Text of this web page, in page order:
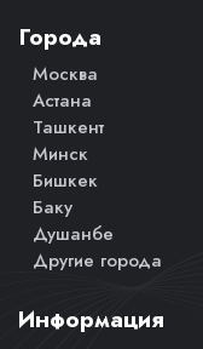
Города
Москва
Астана
Ташкент
Минск
Бишкек
Баку
Душанбе
Другие города
Информация